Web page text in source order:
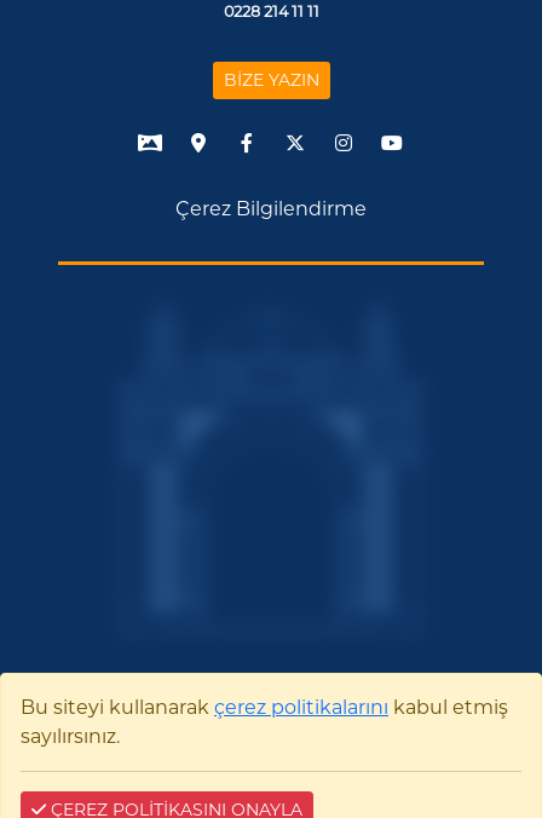
Bilecik Şeyh Edebali
0228 214 11 11
BİZE YAZIN
Çerez Bilgilendirme
Bu siteyi kullanarak çerez politikalarını kabul etmiş
sayılırsınız.
ÇEREZ POLİTİKASINI ONAYLA